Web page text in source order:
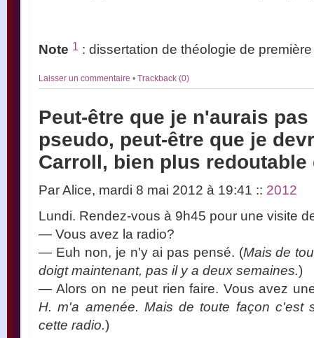
Note 1 : dissertation de théologie de
Laisser un commentaire • Trackback (0)
Peut-être que je n'aurais
pseudo, peut-être que je
Carroll, bien plus redoutable
Par Alice, mardi 8 mai 2012 à 19:41 :: 2012
Lundi. Rendez-vous à 9h45 pour une visite
— Vous avez la radio?
— Euh non, je n'y ai pas pensé. (Mais de
doigt maintenant, pas il y a deux semaines.)
— Alors on ne peut rien faire. Vous avez
H. m'a amenée. Mais de toute façon c'est
cette radio.)